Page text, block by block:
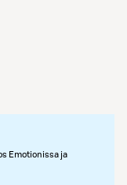
Emotionissa ja